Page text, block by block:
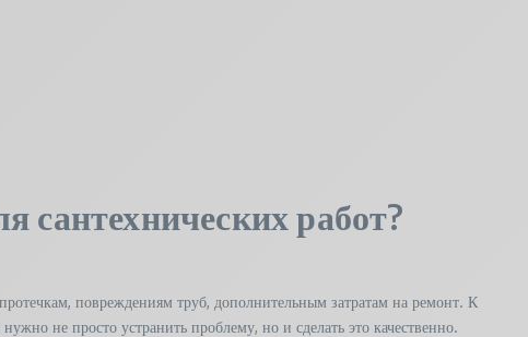
работ?
повреждениям труб, дополнительным затратам на ремонт. К
не просто устранить проблему, но и сделать это качественно.